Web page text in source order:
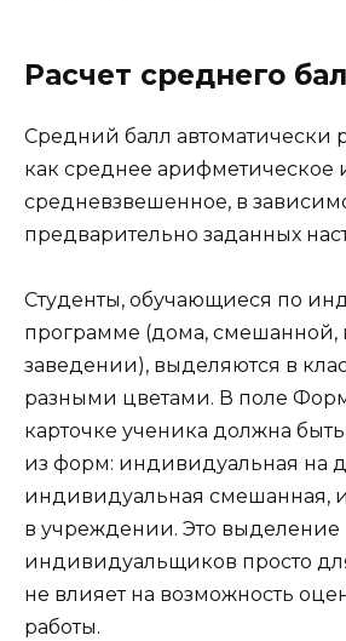
Расчет среднего
Средний балл автоматически
как среднее арифметическое
средневзвешенное, в
предварительно заданных
Студенты, обучающиеся по
программе (дома, смешанной,
заведении), выделяются в
разными цветами. В поле
карточке ученика должна
из форм: индивидуальная на
индивидуальная смешанная,
в учреждении. Это выделение
индивидуальщиков просто
не влияет на возможность
работы.